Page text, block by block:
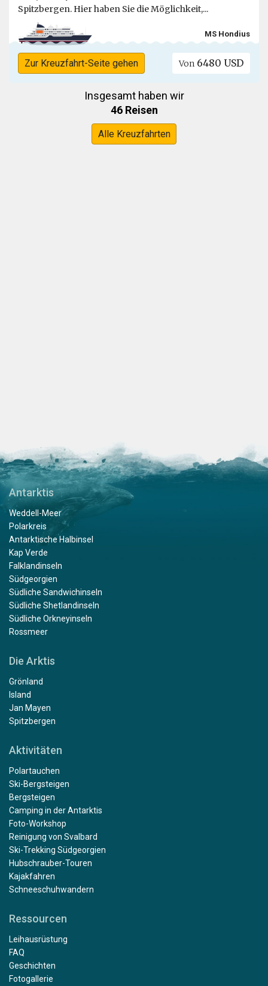
Spitzbergen. Hier haben Sie die Möglichkeit,...
MS Hondius
Zur Kreuzfahrt-Seite gehen Von 6480 USD
Insgesamt haben wir
46 Reisen
Alle Kreuzfahrten
Antarktis
Weddell-Meer
Polarkreis
Antarktische Halbinsel
Kap Verde
Falklandinseln
Südgeorgien
Südliche Sandwichinseln
Südliche Shetlandinseln
Südliche Orkneyinseln
Rossmeer
Die Arktis
Grönland
Island
Jan Mayen
Spitzbergen
Aktivitäten
Polartauchen
Ski-Bergsteigen
Bergsteigen
Camping in der Antarktis
Foto-Workshop
Reinigung von Svalbard
Ski-Trekking Südgeorgien
Hubschrauber-Touren
Kajakfahren
Schneeschuhwandern
Ressourcen
Leihausrüstung
FAQ
Geschichten
Fotogallerie